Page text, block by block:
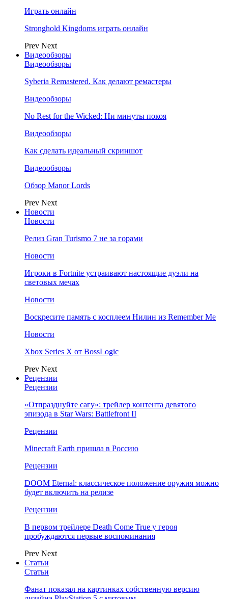
Играть онлайн
Stronghold Kingdoms играть онлайн
Prev Next
Видеообзоры
Видеообзоры
Syberia Remastered. Как делают ремастеры
Видеообзоры
No Rest for the Wicked: Ни минуты покоя
Видеообзоры
Как сделать идеальный скриншот
Видеообзоры
Обзор Manor Lords
Prev Next
Новости
Новости
Релиз Gran Turismo 7 не за горами
Новости
Игроки в Fortnite устраивают настоящие дуэли на
световых мечах
Новости
Воскресите память с косплеем Нилин из Remember Me
Новости
Xbox Series X от BossLogic
Prev Next
Рецензии
Рецензии
«Отпразднуйте сагу»: трейлер контента девятого
эпизода в Star Wars: Battlefront II
Рецензии
Minecraft Earth пришла в Россию
Рецензии
DOOM Eternal: классическое положение оружия можно
будет включить на релизе
Рецензии
В первом трейлере Death Come True у героя
пробуждаются первые воспоминания
Prev Next
Статьи
Статьи
Фанат показал на картинках собственную версию